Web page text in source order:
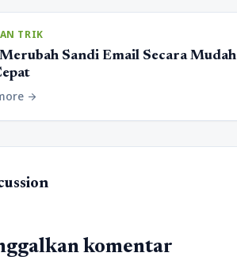
TRIK
Sandi Email Secara Mudah
arrow_forward
komentar